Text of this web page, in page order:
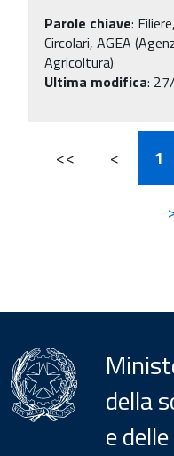
Parole chiave:
Circolari, AGEA
Agricoltura)
Ultima modifica:
<< < 1
della
e